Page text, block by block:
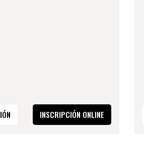
INSCRIPCIÓN ONLINE